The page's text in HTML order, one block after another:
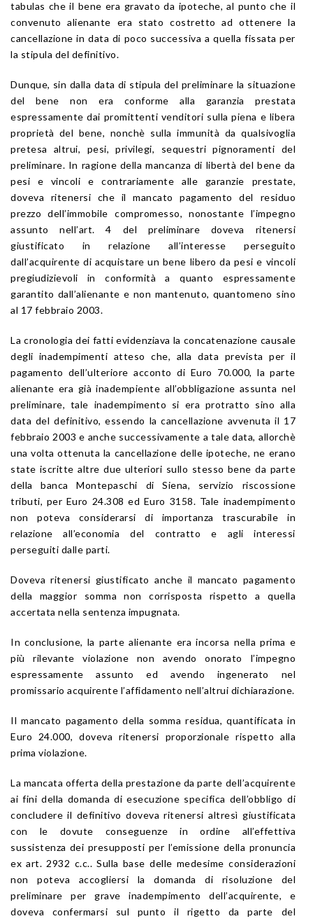
tabulas che il bene era gravato da ipoteche, al punto che il
convenuto alienante era stato costretto ad ottenere la
cancellazione in data di poco successiva a quella fissata per
la stipula del definitivo.
Dunque, sin dalla data di stipula del preliminare la situazione
del bene non era conforme alla garanzia prestata
espressamente dai promittenti venditori sulla piena e libera
proprietà del bene, nonchè sulla immunità da qualsivoglia
pretesa altrui, pesi, privilegi, sequestri pignoramenti del
preliminare. In ragione della mancanza di libertà del bene da
pesi e vincoli e contrariamente alle garanzie prestate,
doveva ritenersi che il mancato pagamento del residuo
prezzo dell’immobile compromesso, nonostante l’impegno
assunto nell’art. 4 del preliminare doveva ritenersi
giustificato in relazione all’interesse perseguito
dall’acquirente di acquistare un bene libero da pesi e vincoli
pregiudizievoli in conformità a quanto espressamente
garantito dall’alienante e non mantenuto, quantomeno sino
al 17 febbraio 2003.
La cronologia dei fatti evidenziava la concatenazione causale
degli inadempimenti atteso che, alla data prevista per il
pagamento dell’ulteriore acconto di Euro 70.000, la parte
alienante era già inadempiente all’obbligazione assunta nel
preliminare, tale inadempimento si era protratto sino alla
data del definitivo, essendo la cancellazione avvenuta il 17
febbraio 2003 e anche successivamente a tale data, allorchè
una volta ottenuta la cancellazione delle ipoteche, ne erano
state iscritte altre due ulteriori sullo stesso bene da parte
della banca Montepaschi di Siena, servizio riscossione
tributi, per Euro 24.308 ed Euro 3158. Tale inadempimento
non poteva considerarsi di importanza trascurabile in
relazione all’economia del contratto e agli interessi
perseguiti dalle parti.
Doveva ritenersi giustificato anche il mancato pagamento
della maggior somma non corrisposta rispetto a quella
accertata nella sentenza impugnata.
In conclusione, la parte alienante era incorsa nella prima e
più rilevante violazione non avendo onorato l’impegno
espressamente assunto ed avendo ingenerato nel
promissario acquirente l’affidamento nell’altrui dichiarazione.
Il mancato pagamento della somma residua, quantificata in
Euro 24.000, doveva ritenersi proporzionale rispetto alla
prima violazione.
La mancata offerta della prestazione da parte dell’acquirente
ai fini della domanda di esecuzione specifica dell’obbligo di
concludere il definitivo doveva ritenersi altresì giustificata
con le dovute conseguenze in ordine all’effettiva
sussistenza dei presupposti per l’emissione della pronuncia
ex art. 2932 c.c.. Sulla base delle medesime considerazioni
non poteva accogliersi la domanda di risoluzione del
preliminare per grave inadempimento dell’acquirente, e
doveva confermarsi sul punto il rigetto da parte del